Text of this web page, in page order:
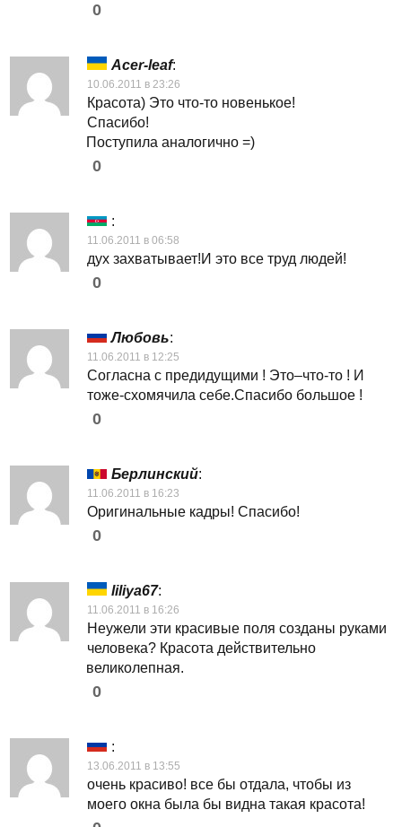
0
Acer-leaf:
10.06.2011 в 23:26
Красота) Это что-то новенькое!
Спасибо!
Поступила аналогично =)
0
:
11.06.2011 в 06:58
дух захватывает!И это все труд людей!
0
Любовь:
11.06.2011 в 12:25
Согласна с предидущими ! Это–что-то ! И
тоже-схомячила себе.Спасибо большое !
0
Берлинский:
11.06.2011 в 16:23
Оригинальные кадры! Спасибо!
0
liliya67:
11.06.2011 в 16:26
Неужели эти красивые поля созданы руками
человека? Красота действительно
великолепная.
0
:
13.06.2011 в 13:55
очень красиво! все бы отдала, чтобы из
моего окна была бы видна такая красота!